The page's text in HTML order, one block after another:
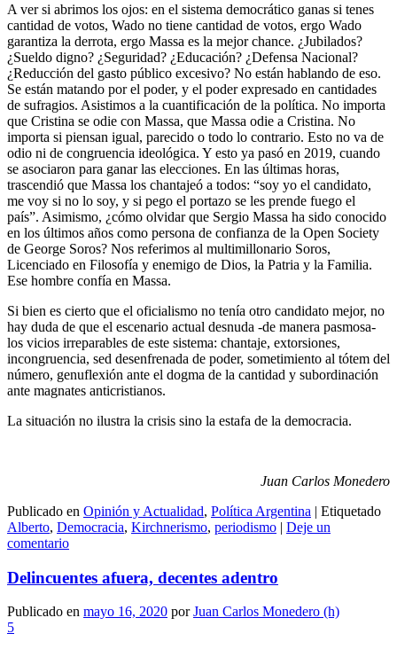
A ver si abrimos los ojos: en el sistema democrático ganas si tenes
cantidad de votos, Wado no tiene cantidad de votos, ergo Wado
garantiza la derrota, ergo Massa es la mejor chance. ¿Jubilados?
¿Sueldo digno? ¿Seguridad? ¿Educación? ¿Defensa Nacional?
¿Reducción del gasto público excesivo? No están hablando de eso.
Se están matando por el poder, y el poder expresado en cantidades
de sufragios. Asistimos a la cuantificación de la política. No importa
que Cristina se odie con Massa, que Massa odie a Cristina. No
importa si piensan igual, parecido o todo lo contrario. Esto no va de
odio ni de congruencia ideológica. Y esto ya pasó en 2019, cuando
se asociaron para ganar las elecciones. En las últimas horas,
trascendió que Massa los chantajeó a todos: “soy yo el candidato,
me voy si no lo soy, y si pego el portazo se les prende fuego el
país”. Asimismo, ¿cómo olvidar que Sergio Massa ha sido conocido
en los últimos años como persona de confianza de la Open Society
de George Soros? Nos referimos al multimillonario Soros,
Licenciado en Filosofía y enemigo de Dios, la Patria y la Familia.
Ese hombre confía en Massa.
Si bien es cierto que el oficialismo no tenía otro candidato mejor, no
hay duda de que el escenario actual desnuda -de manera pasmosa-
los vicios irreparables de este sistema: chantaje, extorsiones,
incongruencia, sed desenfrenada de poder, sometimiento al tótem del
número, genuflexión ante el dogma de la cantidad y subordinación
ante magnates anticristianos.
La situación no ilustra la crisis sino la estafa de la democracia.
Juan Carlos Monedero
Publicado en Opinión y Actualidad, Política Argentina | Etiquetado
Alberto, Democracia, Kirchnerismo, periodismo | Deje un
comentario
Delincuentes afuera, decentes adentro
Publicado en mayo 16, 2020 porJuan Carlos Monedero (h)
5